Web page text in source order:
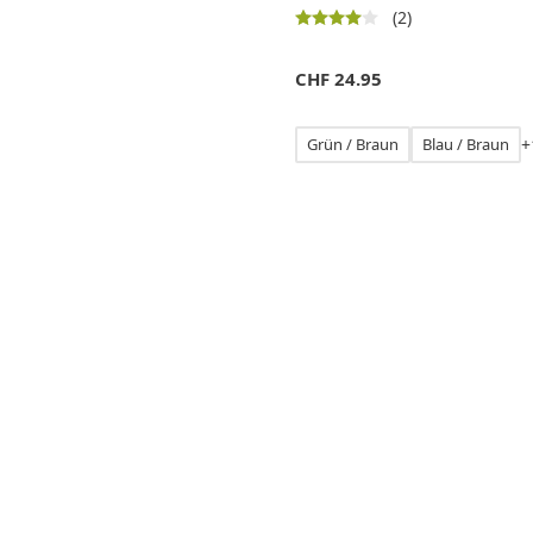
(2)
CHF 24.95
Grün / Braun Blau / Braun +